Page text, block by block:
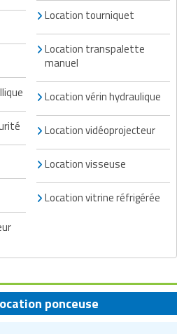
Location tourniquet
Location transpalette
manuel
Location vérin hydraulique
Location vidéoprojecteur
Location visseuse
Location vitrine réfrigérée
ponceuse